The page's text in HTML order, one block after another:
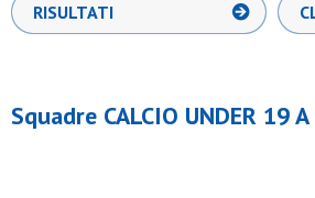
RISULTATI
Squadre CALCIO UNDER 19